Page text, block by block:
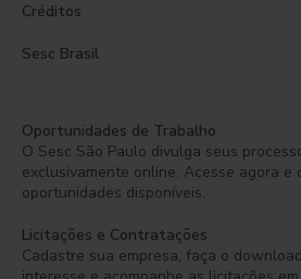
Créditos
Sesc Brasil
Oportunidades de Trabalho
O Sesc São Paulo divulga seus
exclusivamente online. Acesse agora e
oportunidades disponíveis.
Licitações e Contratações
Cadastre sua empresa, faça o